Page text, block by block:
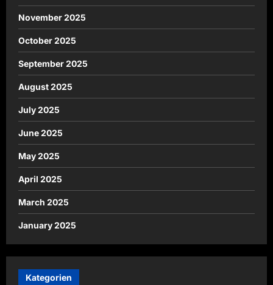
November 2025
October 2025
September 2025
August 2025
July 2025
June 2025
May 2025
April 2025
March 2025
January 2025
Kategorien